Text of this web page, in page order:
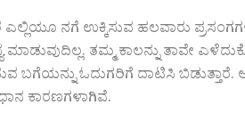
ನಗೆ ಉಕ್ಕಿಸುವ ಹಲವಾರು
ತಮ್ಮ ಕಾಲನ್ನು ತಾವೇ
ಬಗೆಯನ್ನು ಓದುಗರಿಗೆ ದಾಟಿಸಿ
ಕಾರಣಗಳಾಗಿವೆ.